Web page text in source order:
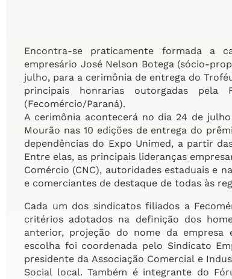
Encontra-se praticamente formada a
empresário José Nelson Botega (sócio-
julho, para a cerimônia de entrega do
principais honrarias outorgadas pela
(Fecomércio/Paraná).
A cerimônia acontecerá no dia 24 de
Mourão nas 10 edições de entrega do
dependências do Expo Unimed, a partir
Entre elas, as principais lideranças
Comércio (CNC), autoridades estaduais e
e comerciantes de destaque de todas às
Cada um dos sindicatos filiados a
critérios adotados na definição dos
anterior, projeção do nome da empresa
escolha foi coordenada pelo Sindicato
presidente da Associação Comercial e
Social local. Também é integrante do